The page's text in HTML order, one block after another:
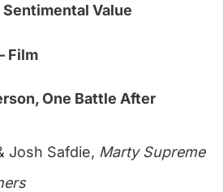
Value
Film
One Battle After
Josh Safdie, Marty Supreme